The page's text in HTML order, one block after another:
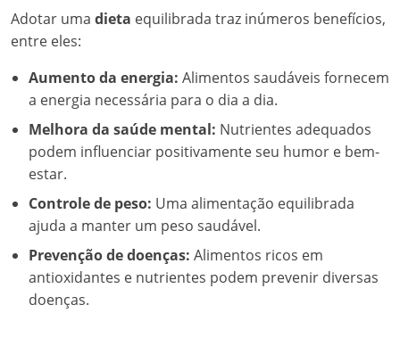
Adotar uma dieta equilibrada traz inúmeros benefícios,
entre eles:
Aumento da energia: Alimentos saudáveis fornecem
a energia necessária para o dia a dia.
Melhora da saúde mental: Nutrientes adequados
podem influenciar positivamente seu humor e bem-
estar.
Controle de peso: Uma alimentação equilibrada
ajuda a manter um peso saudável.
Prevenção de doenças: Alimentos ricos em
antioxidantes e nutrientes podem prevenir diversas
doenças.